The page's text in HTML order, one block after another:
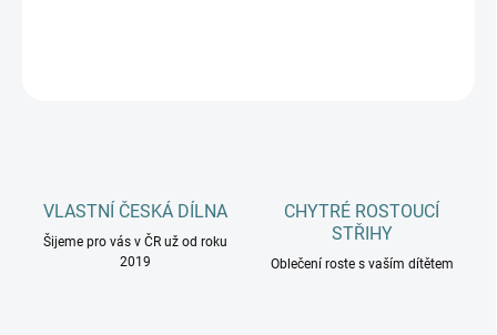
VLASTNÍ ČESKÁ DÍLNA
Šijeme pro vás v ČR už od roku
2019
CHYTRÉ ROSTOUCÍ
STŘIHY
Oblečení roste s vaším dítětem